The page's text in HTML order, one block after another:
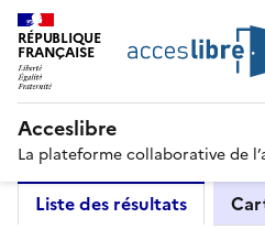
RÉPUBLIQUE
FRANÇAISE
Acceslibre
La plateforme collaborative de
Liste des résultats